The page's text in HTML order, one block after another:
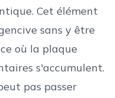
Cet élément
sans y être
où la plaque
s'accumulent.
pas passer